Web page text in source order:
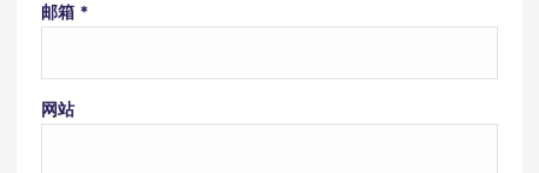
邮箱 *
网站